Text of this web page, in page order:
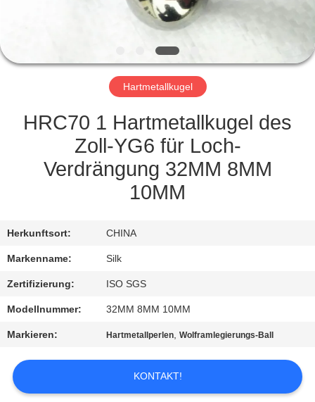
SIE
MIT
VERBINDUNG
NACHRICHTEN
FÄLLE
FORDERN
ZITAT
SITEMAP
Hartmetallkugel
HRC70 1 Hartmetallkugel des
Zoll-YG6 für Loch-
Verdrängung 32MM 8MM
10MM
Herkunftsort: CHINA
Markenname: Silk
Zertifizierung: ISO SGS
Modellnummer: 32MM 8MM 10MM
Markieren: Hartmetallperlen,Wolframlegierungs-Ball
KONTAKT!